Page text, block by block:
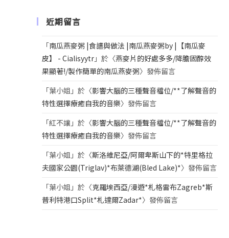
近期留言
「南瓜燕麥粥 |食譜與做法 |南瓜燕麥粥by |【南瓜麥
皮】 - Cialisyytr 」於〈燕麥片的好處多多/降膽固醇效
果顯著!/製作簡單的南瓜燕麥粥〉發佈留言
「葉小姐 」於〈影響大腦的三種聲音檔位/**了解聲音的
特性選擇療癒自我的音樂〉發佈留言
「紅不讓 」於〈影響大腦的三種聲音檔位/**了解聲音的
特性選擇療癒自我的音樂〉發佈留言
「葉小姐 」於〈斯洛維尼亞/阿爾卑斯山下的*特里格拉
夫國家公園(Triglav)*布萊德湖(Bled Lake)*〉發佈留言
「葉小姐 」於〈克羅埃西亞/漫遊*札格雷布Zagreb*斯
普利特港口Split*札達爾Zadar*〉發佈留言